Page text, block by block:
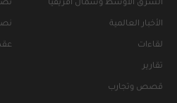
الشرق الأوسط وشمال أفريقيا
الأخبار العالمية
لقاءات
تقارير
قصص وتجارب